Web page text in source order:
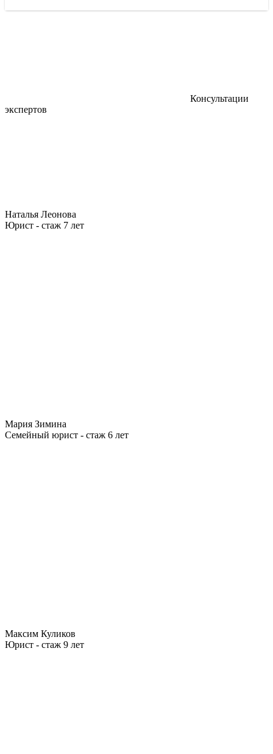
Консультации
экспертов
Наталья Леонова
Юрист - стаж 7 лет
Мария Зимина
Семейный юрист - стаж 6 лет
Максим Куликов
Юрист - стаж 9 лет